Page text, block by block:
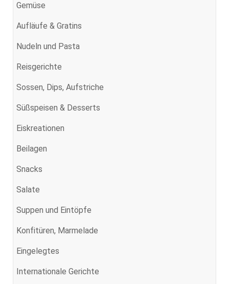
Gemüse
Aufläufe & Gratins
Nudeln und Pasta
Reisgerichte
Sossen, Dips, Aufstriche
Süßspeisen & Desserts
Eiskreationen
Beilagen
Snacks
Salate
Suppen und Eintöpfe
Konfitüren, Marmelade
Eingelegtes
Internationale Gerichte